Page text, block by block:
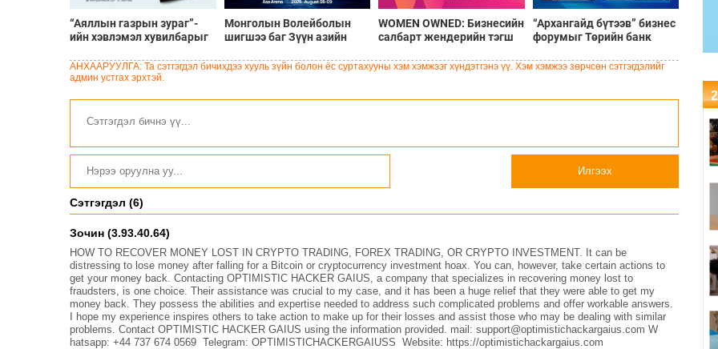
“Аяллын газрын зураг”-
ийн хэвлэмэл хувилбарыг
үнэ төлбөргүй авах
боломжтой
Монголын Волейболын
шигшээ баг Зүүн азийн
9-нд эх орондоо өрсөлдөнө
WOMEN OWNED: Бизнесийн
салбарт жендерийн тэгш
эрхлэгч эмэгтэйчүүдийг
“Архангайд бүтээв” бизнес
форумыг Төрийн банк
АНХААРУУЛГА: Та сэтгэгдэл бичихдээ хууль зүйн болон ёс суртахууны хэм хэмжээг хүндэтгэнэ үү. Хэм хэмжээ зөрчсөн сэтгэгдэлийг
админ устгах эрхтэй.
Илгээх
Сэтгэгдэл (6)
Зочин (3.93.40.64)
HOW TO RECOVER MONEY LOST IN CRYPTO TRADING, FOREX TRADING, OR CRYPTO INVESTMENT. It can be
distressing to lose money after falling for a Bitcoin or cryptocurrency investment hoax. You can, however, take certain actions to
get your money back. Contacting OPTIMISTIC HACKER GAIUS, a company that specializes in recovering money lost to
fraudsters, is one choice. Their assistance was crucial to my case, and it has been a huge relief that they were able to get my
money back. They possess the abilities and expertise needed to address such complicated problems and offer workable answers.
I hope my experience inspires others to take action to make up for their losses and assist those who may be dealing with similar
problems. Contact OPTIMISTIC HACKER GAIUS using the information provided. mail: support@optimistichackargaius.com W
hatsapp: +44 737 674 0569 Telegram: OPTIMISTICHACKERGAIUSS Website: https://optimistichackargaius.com